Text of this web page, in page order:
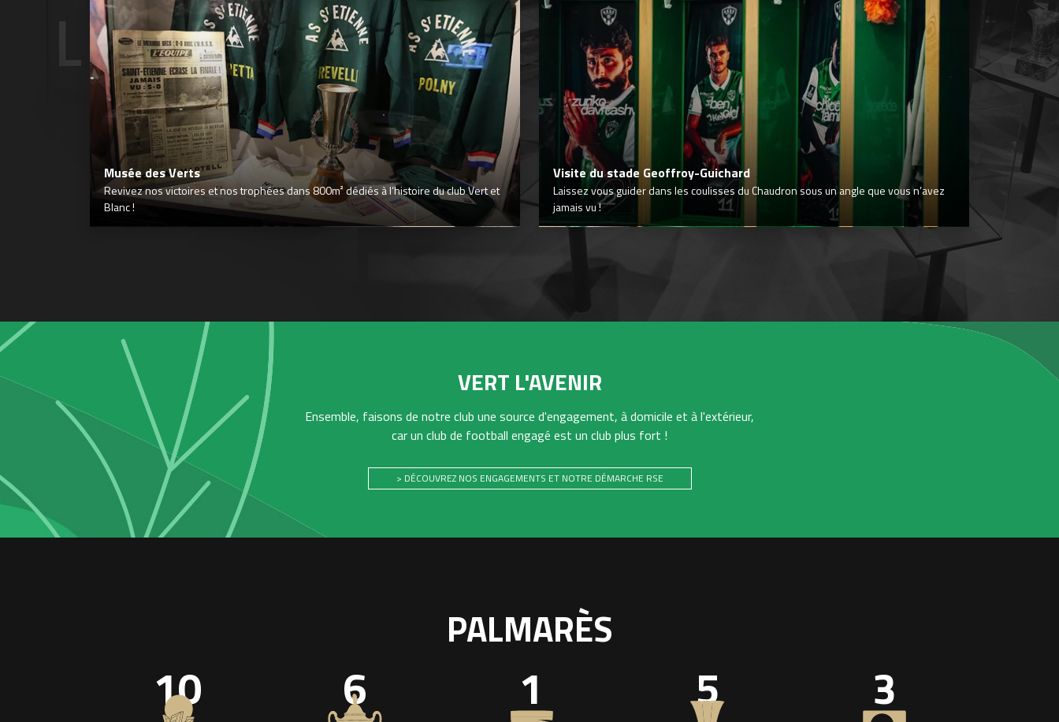
Musée des Verts
Revivez nos victoires et nos trophées dans 800m² dédiés à l’histoire du club Vert et
Blanc !
Visite du stade Geoffroy-Guichard
Laissez vous guider dans les coulisses du Chaudron sous un angle que vous n’avez
jamais vu !
VERT L'AVENIR
Ensemble, faisons de notre club une source d'engagement, à domicile et à l'extérieur,
car un club de football engagé est un club plus fort !
> DÉCOUVREZ NOS ENGAGEMENTS ET NOTRE DÉMARCHE RSE
PALMARÈS
10 6 1 5 3